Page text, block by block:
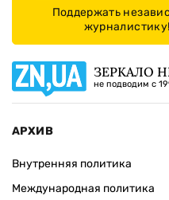
Поддержать
журналистику!
ЗЕРКАЛО
не подводим с
АРХИВ
Внутренняя политика
Международная политика